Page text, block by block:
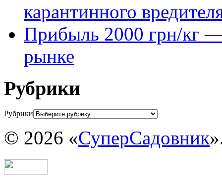
карантинного
Прибыль 2000 грн/кг —
рынке
Рубрики
Рубрики
© 2026 «СуперСадовник